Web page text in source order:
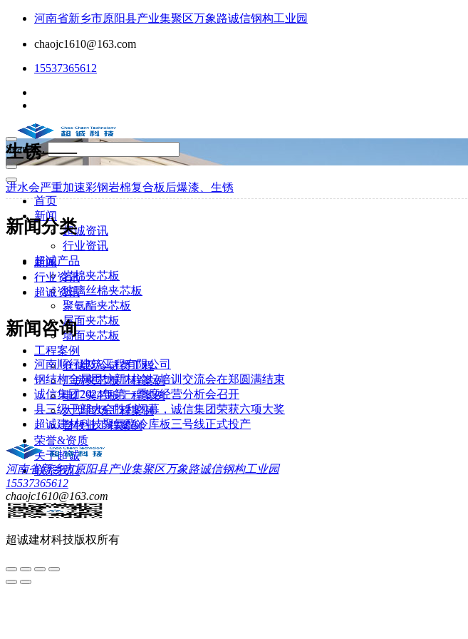
河南省新乡市原阳县产业集聚区万象路诚信钢构工业园
chaojc1610@163.com
15537365612
Search...
首页
新闻
超诚资讯
行业资讯
超诚产品
岩棉夹芯板
玻璃丝棉夹芯板
聚氨酯夹芯板
屋面夹芯板
墙面夹芯板
工程案例
仓储及冷链类工程
厂房夹芯板工程案例
电厂夹芯板工程案例
大型商场工程案例
畜牧业工程案例
荣誉&资质
关于超诚
联系我们
生锈——
进水会严重加速彩钢岩棉复合板后爆漆、生锈
新闻分类
新闻
行业资讯
超诚资讯
新闻咨询
河南顺行建筑工程有限公司
钢结构金属围护新材论坛培训交流会在郑圆满结束
诚信集团2024年第一季度经营分析会召开
县三级干部大会胜利闭幕，诚信集团荣获六项大奖
超诚建材科技聚氨酯冷库板三号线正式投产
河南省新乡市原阳县产业集聚区万象路诚信钢构工业园
15537365612
chaojc1610@163.com
超诚建材科技版权所有